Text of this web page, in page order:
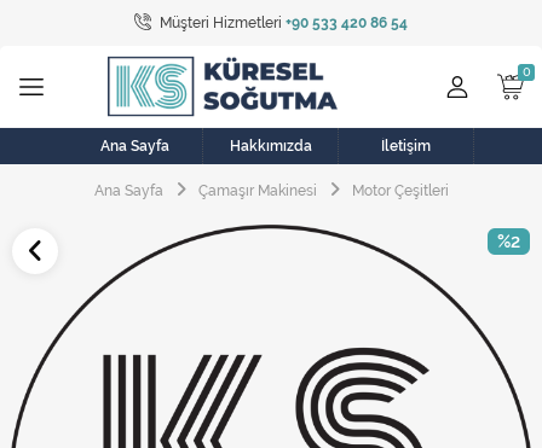
Müşteri Hizmetleri +90 533 420 86 54
Tüm Kategoriler
Bulaşık Makinesi
Buzdolabı
Çamaşır Kurutma Makinesi
Elektrikli Aksamlar
Elektrikli Süpürge
Ana Sayfa Hakkımızda İletişim
Ana Sayfa Çamaşır Makinesi Motor Çeşitleri
%2